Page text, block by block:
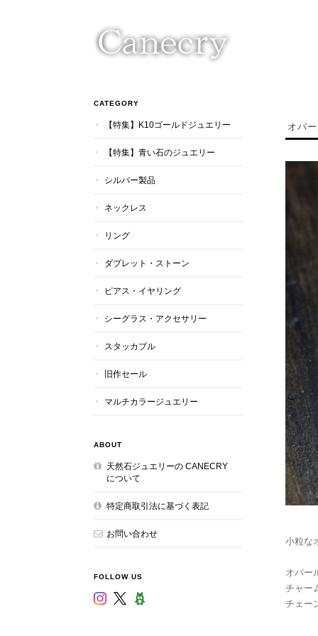
オパ
小粒な
オパー
チャー
チェー
CATEGORY
【特集】K10ゴールドジュエリー
【特集】青い石のジュエリー
シルバー製品
ネックレス
リング
ダブレット・ストーン
ピアス・イヤリング
シーグラス・アクセサリー
スタッカブル
旧作セール
マルチカラージュエリー
ABOUT
天然石ジュエリーの CANECRY
について
特定商取引法に基づく表記
お問い合わせ
FOLLOW US